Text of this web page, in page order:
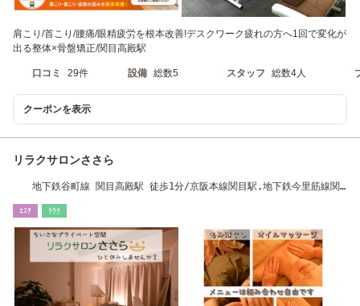
肩こり/首こり/腰痛/眼精疲労を根本改善!デスクワーク疲れの方へ1回で変化が
出る整体×骨盤矯正/関目高殿駅
口コミ 29件 設備 総数5 スタッフ 総数4人
クーポンを表示
リラクサロンささら
地下鉄谷町線 関目高殿駅 徒歩1分/京阪本線関目駅,地下鉄今里筋線関
ｴｽﾃ ﾘﾗｸ